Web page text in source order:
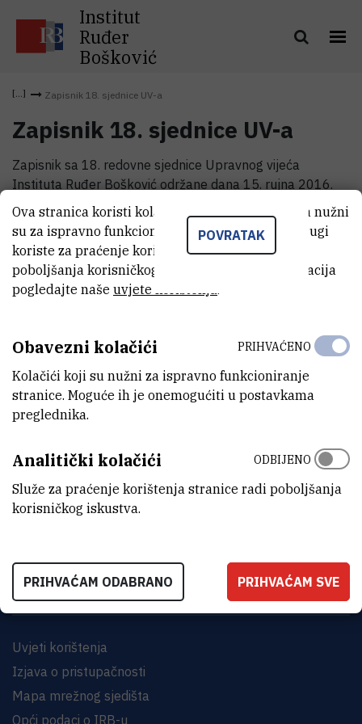
Institut
Ruđer
Bošković
Zapisnik 18. sjednice UV-a
Zapisnik 18. sjednice UV-a
Zapisnik sa 18. redovne sjednice Upravnog vijeća
Instituta Ruđer Bošković održane dana 15. rujna 2016.
godine.
Zapisnik 18. sjednice UV-a (2,7 MB)
Bijenička cesta 54, 10000 Zagreb
KONTAKTIRAJTE NAS
Uvjeti korištenja
Izjava o pristupačnosti
Mapa mrežnog sjedišta
Opći podaci o IRB-u
POVRATAK
Ova stranica koristi kolačiće. Neki od tih kolačića nužni
su za ispravno funkcioniranje stranice, dok se drugi
koriste za praćenje korištenja stranice radi
poboljšanja korisničkog iskustva. Za više informacija
pogledajte naše uvjete korištenja.
Obavezni kolačići
Kolačići koji su nužni za ispravno funkcioniranje
stranice. Moguće ih je onemogućiti u postavkama
preglednika.
PRIHVAĆENO
Analitički kolačići
Služe za praćenje korištenja stranice radi poboljšanja
korisničkog iskustva.
ODBIJENO
PRIHVAĆAM ODABRANO PRIHVAĆAM SVE